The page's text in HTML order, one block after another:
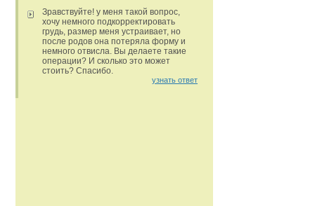
Зравствуйте! у меня такой вопрос,
хочу немного подкорректировать
грудь, размер меня устраивает, но
после родов она потеряла форму и
немного отвисла. Вы делаете такие
операции? И сколько это может
стоить? Спасибо.
узнать ответ